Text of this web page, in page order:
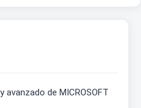
avanzado de MICROSOFT